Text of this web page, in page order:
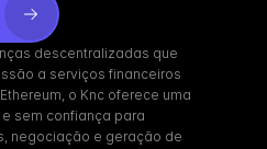
descentralizadas que
a serviços financeiros
o Knc oferece uma
sem confiança para
negociação e geração de